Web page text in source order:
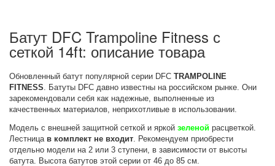
Батут DFC Trampoline Fitness с
сеткой 14ft: описание товара
Обновленный батут популярной серии DFCTRAMPOLINE
FITNESS. Батуты DFC давно известны на российском рынке. Они
зарекомендовали себя как надежные, выполненные из
качественных материалов, неприхотливые в использовании.
Модель с внешней защитной сеткой и яркойзеленой расцветкой.
Лестница в комплект не входит. Рекомендуем приобрести
отдельно модели на 2 или 3 ступени, в зависимости от высоты
батута. Высота батутов этой серии от 46 до 85 см.